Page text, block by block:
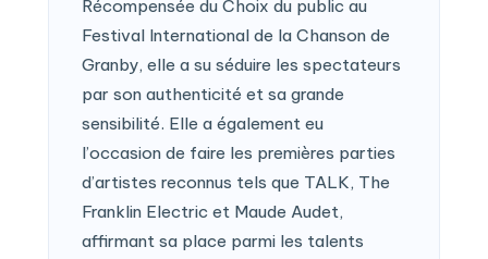
Récompensée du Choix du public au
Festival International de la Chanson de
Granby, elle a su séduire les spectateurs
par son authenticité et sa grande
sensibilité. Elle a également eu
l’occasion de faire les premières parties
d’artistes reconnus tels que TALK, The
Franklin Electric et Maude Audet,
affirmant sa place parmi les talents